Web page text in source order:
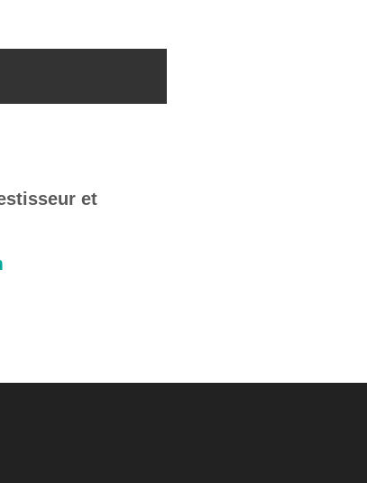
et